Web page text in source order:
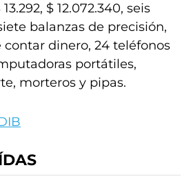
$ 12.072.340, seis
balanzas de precisión,
dinero, 24 teléfonos
portátiles,
morteros y pipas.